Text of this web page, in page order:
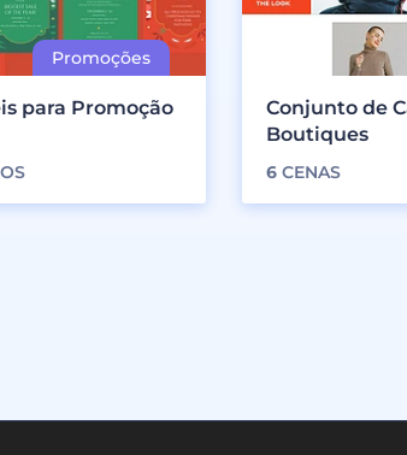
para Promoção
Conjunto de
Boutiques
6 CENAS